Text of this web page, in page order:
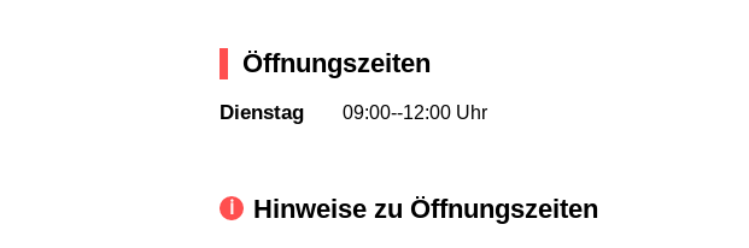
Öffnungszeiten
Dienstag 09:00--12:00 Uhr
Hinweise zu Öffnungszeiten